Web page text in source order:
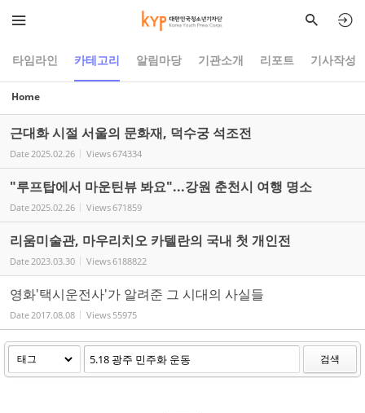
타임라인 카테고리 알림마당 기관소개 리포트 기사작성
Home
근대화 시절 서울의 문화재, 덕수궁 석조전
Date2025.02.26 Views674334
"루프탑에서 마운틴뷰 봐요"...강원 춘천시 여행 명소
Date2025.02.26 Views671859
리움미술관, 마우리치오 카텔란의 국내 첫 개인전
Date2023.03.30 Views6188822
영화'택시운전사'가 알려준 그 시대의 사실들
Date2017.08.08 Views 55975
검색
Sketchbook5, 스케치북5